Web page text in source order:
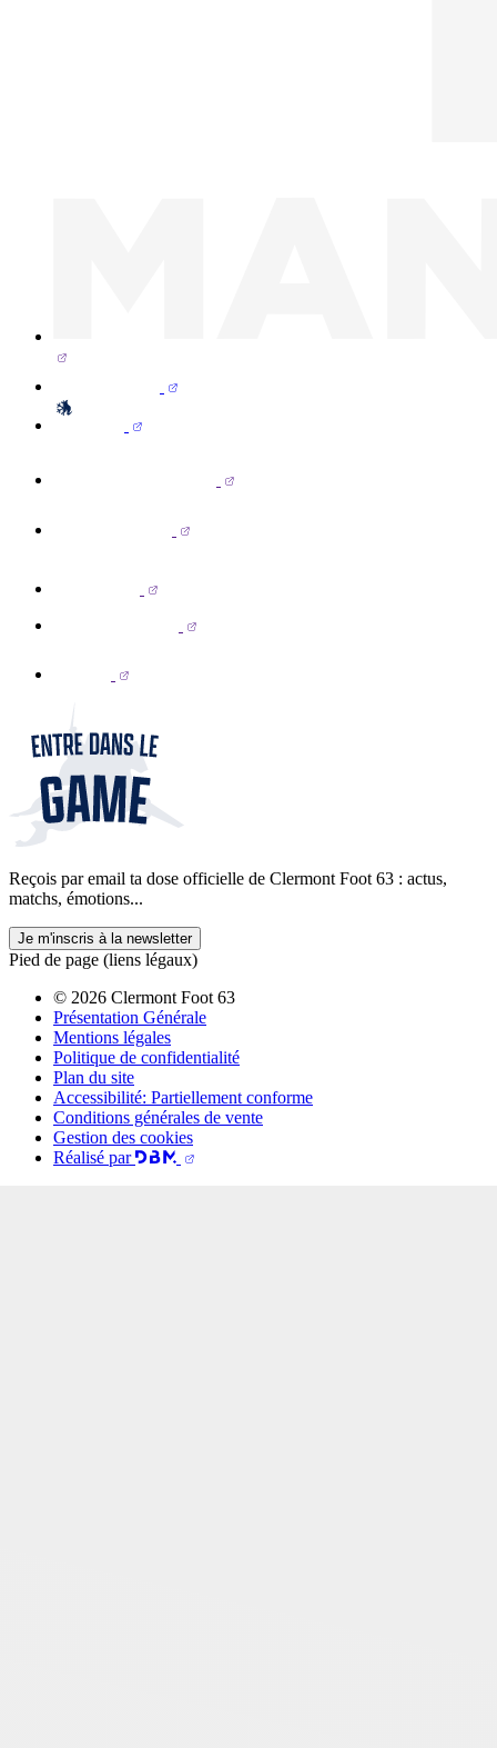
Reçois par email ta dose officielle de Clermont Foot 63 : actus,
matchs, émotions...
Je m'inscris à la newsletter
Pied de page (liens légaux)
© 2026 Clermont Foot 63
Présentation Générale
Mentions légales
Politique de confidentialité
Plan du site
Accessibilité: Partiellement conforme
Conditions générales de vente
Gestion des cookies
Réalisé par